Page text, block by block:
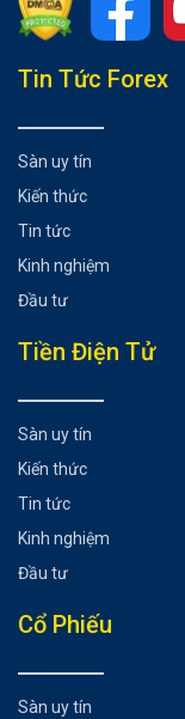
Tổng hợp bài viết
Lịch sử giá cổ
Đánh giá cổ
Có thể bạn
Tin Tức Forex
Sàn uy tín
Kiến thức
Tin tức
Kinh nghiệm
Đầu tư
Tiền Điện Tử
Sàn uy tín
Kiến thức
Tin tức
Kinh nghiệm
Đầu tư
Cổ Phiếu
Sàn uy tín